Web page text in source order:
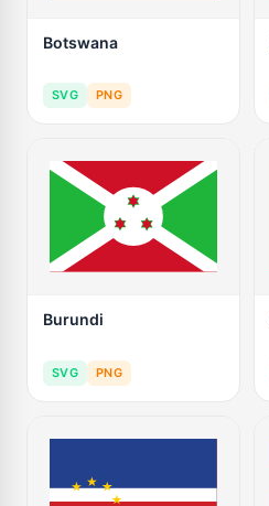
Botswana
SVG PNG
Burundi
SVG PNG